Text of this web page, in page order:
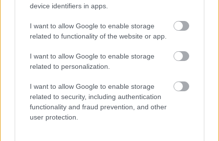
device identifiers in apps.
I want to allow Google to enable storage
related to functionality of the website or app.
I want to allow Google to enable storage
related to personalization.
I want to allow Google to enable storage
related to security, including authentication
functionality and fraud prevention, and other
user protection.